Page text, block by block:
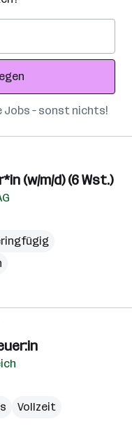
Jobs – sonst nichts!
(w/m/d) (6 Wst.)
Vollzeit